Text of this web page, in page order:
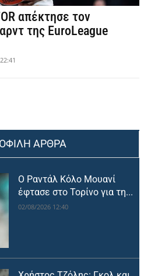
απέκτησε τον
της EuroLeague
ΑΡΘΡΑ
Ο Ραντάλ Κόλο Μουανί
έφτασε στο Τορίνο για τη...
02/08/2026 12:40